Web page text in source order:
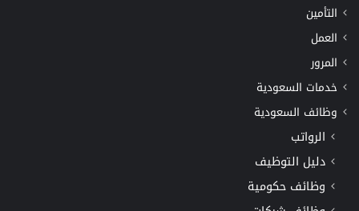
التأمين
العمل
المرور
خدمات السعودية
وظائف السعودية
الرواتب
دليل التوظيف
وظائف حكومية